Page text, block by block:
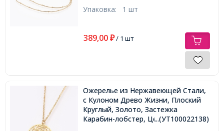
Упаковка: 1 шт
389,00 ₽/ 1 шт
Ожерелье из Нержавеющей Стали,
с Кулоном Древо Жизни, Плоский
Круглый, Золото, Застежка
Карабин-лобстер, Цепь 46.5см,
...(УТ100022138)